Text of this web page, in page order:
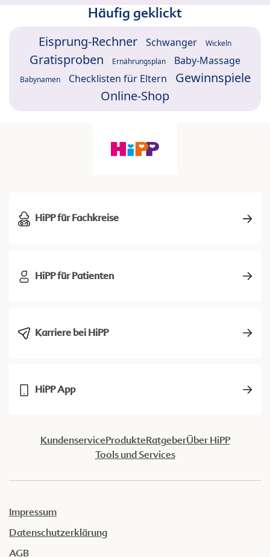
Häufig geklickt
Eisprung-Rechner Schwanger Wickeln
Gratisproben Ernährungsplan Baby-Massage
Babynamen Checklisten für Eltern
Gewinnspiele
Online-Shop
HiPP für Fachkreise
HiPP für Patienten
Karriere bei HiPP
HiPP App
KundenserviceProdukteRatgeberÜber HiPP
Tools und Services
Impressum
Datenschutzerklärung
AGB